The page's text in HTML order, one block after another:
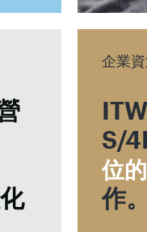
企業
S/
位
作